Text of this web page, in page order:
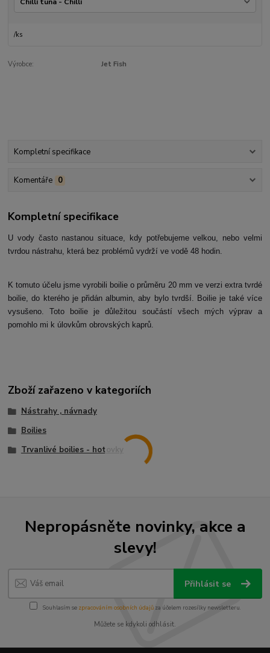
/ks
Výrobce: Jet Fish
Kompletní specifikace
Komentáře 0
Kompletní specifikace
U vody často nastanou situace, kdy potřebujeme velkou, nebo velmi
tvrdou nástrahu, která bez problémů vydrží ve vodě 48 hodin.
K tomuto účelu jsme vyrobili boilie o průměru 20 mm ve verzi extra tvrdé
boilie, do kterého je přidán albumin, aby bylo tvrdší. Boilie je také více
vysušeno. Toto boilie je důležitou součástí všech mých výprav a
pomohlo mi k úlovkům obrovských kaprů.
Zboží zařazeno v kategoriích
Nástrahy , návnady
Boilies
Trvanlivé boilies - hotovky
Nepropásněte novinky, akce a
slevy!
Přihlásit se
Souhlasím se zpracováním osobních údajůza účelem rozesílky newsletteru.
Můžete se kdykoli odhlásit.